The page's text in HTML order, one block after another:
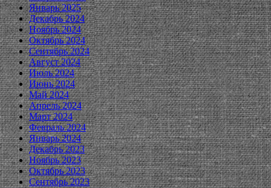
Январь 2025
Декабрь 2024
Ноябрь 2024
Октябрь 2024
Сентябрь 2024
Август 2024
Июль 2024
Июнь 2024
Май 2024
Апрель 2024
Март 2024
Февраль 2024
Январь 2024
Декабрь 2023
Ноябрь 2023
Октябрь 2023
Сентябрь 2023